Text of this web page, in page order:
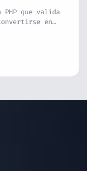
PHP que valida
en
paso a